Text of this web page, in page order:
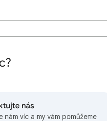
nás
nám víc a my vám pomůžeme